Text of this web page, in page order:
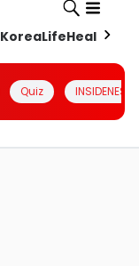
KoreaLifeHealth
Quiz INSIDENESIA